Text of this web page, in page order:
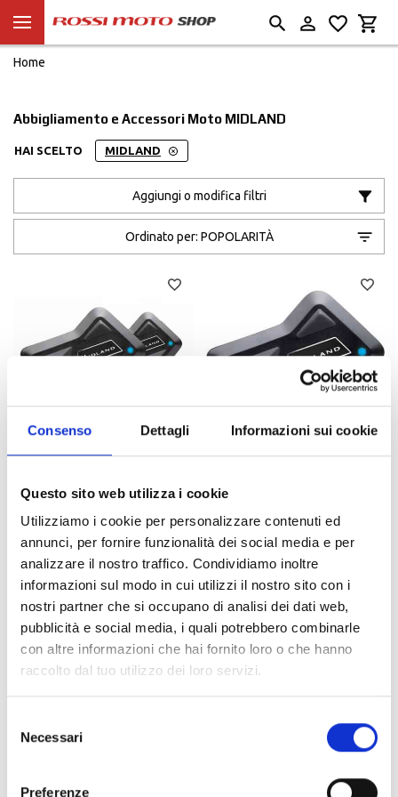
Consenso Dettagli Informazioni sui cookie
Questo sito web utilizza i cookie
Utilizziamo i cookie per personalizzare contenuti ed
annunci, per fornire funzionalità dei social media e per
analizzare il nostro traffico. Condividiamo inoltre
informazioni sul modo in cui utilizzi il nostro sito con i
nostri partner che si occupano di analisi dei dati web,
pubblicità e social media, i quali potrebbero combinarle
con altre informazioni che hai fornito loro o che hanno
raccolto dal tuo utilizzo dei loro servizi.
delNecessari
Preferenze
Home
Abbigliamento e Accessori Moto MIDLAND
HAI SCELTO MIDLAND
Aggiungi o modifica filtri
Ordinato per: POPOLARITÀ
-22%
UNICA
MIDLAND
€ 219,00
€ 169,90
-8%
6
MIDLAND
€ 129,90
UNICA
MIDLAND